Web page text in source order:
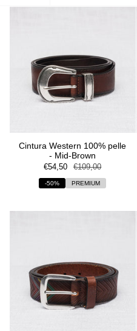
Cintura Western 100% pelle
- Mid-Brown
€54,50 €109,00
-50% PREMIUM